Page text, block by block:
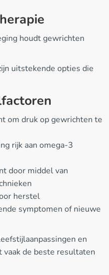
houdt gewrichten
uitstekende opties die
om druk op gewrichten te
rijk aan omega-3
door middel van
herstel
symptomen of nieuwe
en
de beste resultaten